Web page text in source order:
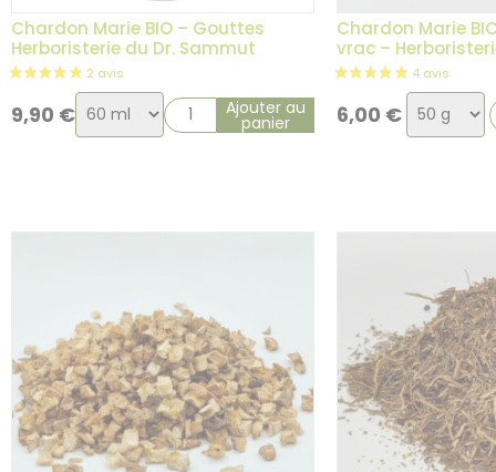
Chardon Marie BIO – Gouttes
Herboristerie du Dr. Sammut
9,90 €Choix
de
Ajouter au
panier
Chardon Marie
vrac –
6,00 € Choix
de